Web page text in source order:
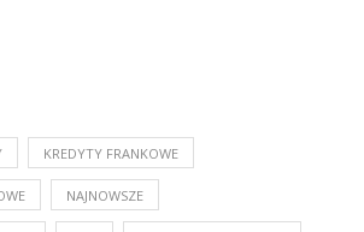
KREDYTY FRANKOWE
NAJNOWSZE